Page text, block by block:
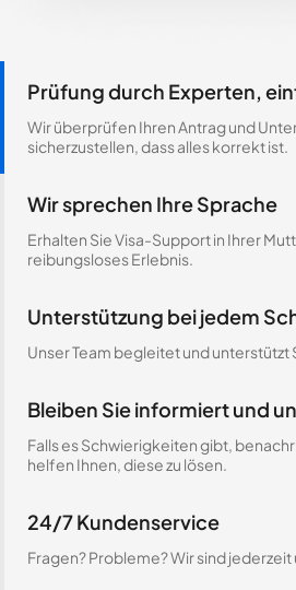
Prüfung durch Experten,
Wir überprüfen Ihren Antrag und
sicherzustellen, dass alles korrekt ist.
Wir sprechen Ihre Sprache
Erhalten Sie Visa-Support in Ihrer
reibungsloses Erlebnis.
Unterstützung bei jedem
Unser Team begleitet und unterstützt
Bleiben Sie informiert und
Falls es Schwierigkeiten gibt,
helfen Ihnen, diese zu lösen.
24/7 Kundenservice
Fragen? Probleme? Wir sind jederzeit